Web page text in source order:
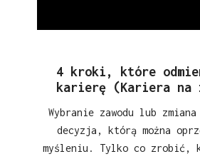
4 kroki, które
karierę (Kariera na
Wybranie zawodu lub
decyzja, którą można
myśleniu. Tylko co zrobić,